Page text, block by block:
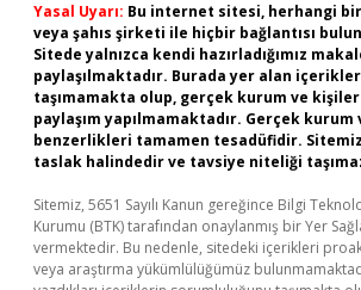
Yasal Uyarı: Bu internet sitesi, herhangi
veya şahıs şirketi ile hiçbir bağlantısı
Sitede yalnızca kendi hazırladığımız
paylaşılmaktadır. Burada yer alan
taşımamakta olup, gerçek kurum ve kişiler
paylaşım yapılmamaktadır. Gerçek
benzerlikleri tamamen tesadüfidir.
taslak halindedir ve tavsiye niteliği
Sitemiz, 5651 Sayılı Kanun gereğince Bilgi
Kurumu (BTK) tarafından onaylanmış bir Yer
vermektedir. Bu nedenle, sitedeki içerikleri
veya araştırma yükümlülüğümüz